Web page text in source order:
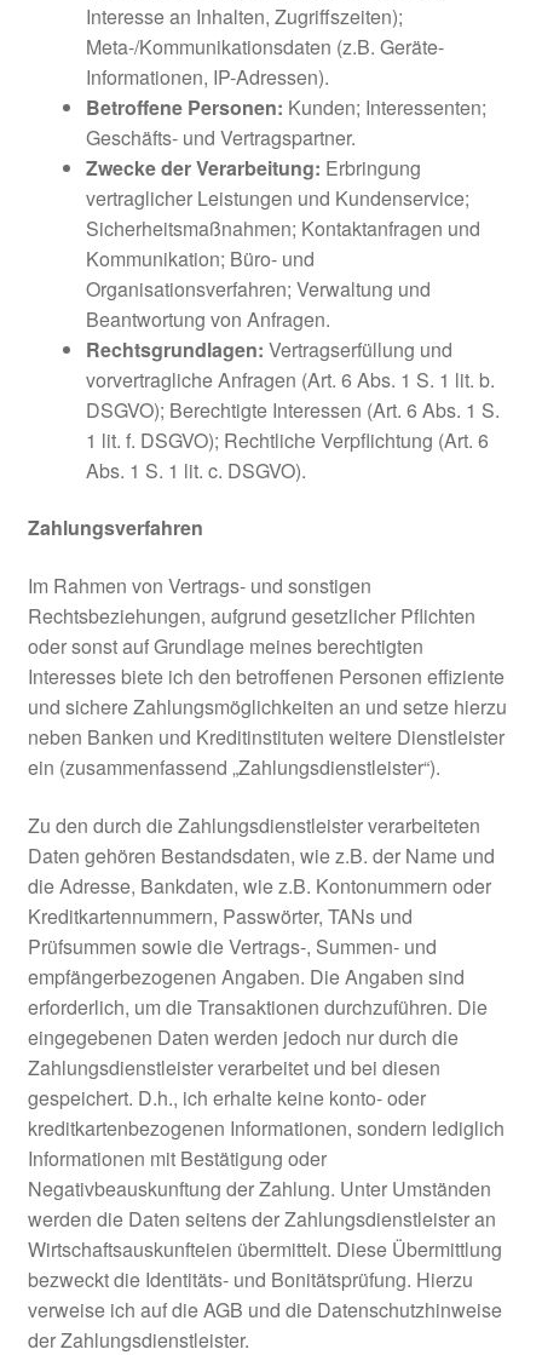
Interesse an Inhalten, Zugriffszeiten);
Meta-/Kommunikationsdaten (z.B. Geräte-
Informationen, IP-Adressen).
Betroffene Personen: Kunden; Interessenten;
Geschäfts- und Vertragspartner.
Zwecke der Verarbeitung: Erbringung
vertraglicher Leistungen und Kundenservice;
Sicherheitsmaßnahmen; Kontaktanfragen und
Kommunikation; Büro- und
Organisationsverfahren; Verwaltung und
Beantwortung von Anfragen.
Rechtsgrundlagen: Vertragserfüllung und
vorvertragliche Anfragen (Art. 6 Abs. 1 S. 1 lit. b.
DSGVO); Berechtigte Interessen (Art. 6 Abs. 1 S.
1 lit. f. DSGVO); Rechtliche Verpflichtung (Art. 6
Abs. 1 S. 1 lit. c. DSGVO).
Zahlungsverfahren
Im Rahmen von Vertrags- und sonstigen
Rechtsbeziehungen, aufgrund gesetzlicher Pflichten
oder sonst auf Grundlage meines berechtigten
Interesses biete ich den betroffenen Personen effiziente
und sichere Zahlungsmöglichkeiten an und setze hierzu
neben Banken und Kreditinstituten weitere Dienstleister
ein (zusammenfassend „Zahlungsdienstleister“).
Zu den durch die Zahlungsdienstleister verarbeiteten
Daten gehören Bestandsdaten, wie z.B. der Name und
die Adresse, Bankdaten, wie z.B. Kontonummern oder
Kreditkartennummern, Passwörter, TANs und
Prüfsummen sowie die Vertrags-, Summen- und
empfängerbezogenen Angaben. Die Angaben sind
erforderlich, um die Transaktionen durchzuführen. Die
eingegebenen Daten werden jedoch nur durch die
Zahlungsdienstleister verarbeitet und bei diesen
gespeichert. D.h., ich erhalte keine konto- oder
kreditkartenbezogenen Informationen, sondern lediglich
Informationen mit Bestätigung oder
Negativbeauskunftung der Zahlung. Unter Umständen
werden die Daten seitens der Zahlungsdienstleister an
Wirtschaftsauskunfteien übermittelt. Diese Übermittlung
bezweckt die Identitäts- und Bonitätsprüfung. Hierzu
verweise ich auf die AGB und die Datenschutzhinweise
der Zahlungsdienstleister.